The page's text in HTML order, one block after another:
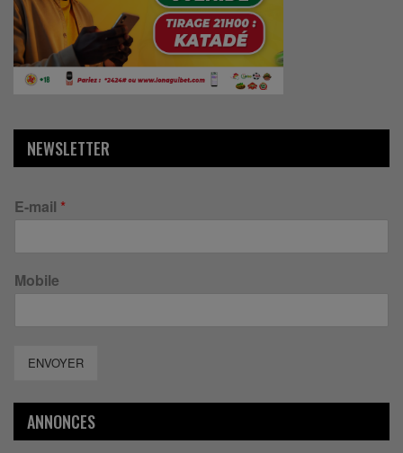
NEWSLETTER
E-mail *
Mobile
ENVOYER
ANNONCES